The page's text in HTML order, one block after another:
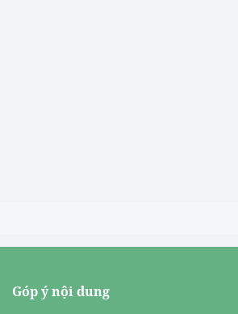
Góp ý nội dung